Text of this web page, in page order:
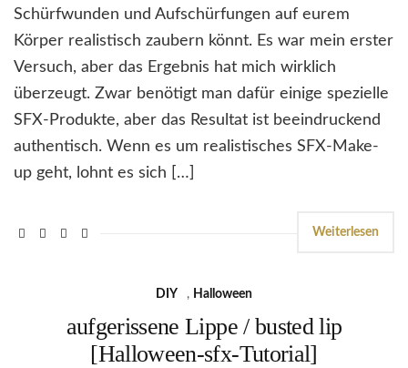
Schürfwunden und Aufschürfungen auf eurem
Körper realistisch zaubern könnt. Es war mein erster
Versuch, aber das Ergebnis hat mich wirklich
überzeugt. Zwar benötigt man dafür einige spezielle
SFX-Produkte, aber das Resultat ist beeindruckend
authentisch. Wenn es um realistisches SFX-Make-
up geht, lohnt es sich […]
Weiterlesen
DIY , Halloween
aufgerissene Lippe / busted lip
[Halloween-sfx-Tutorial]